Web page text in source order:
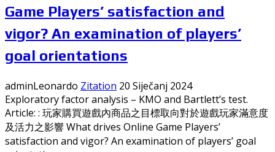
Game Players’ satisfaction and
vigor? An examination of players’
goal orientations
adminLeonardo Zitation 20 Siječanj 2024
Exploratory factor analysis – KMO and Bartlett’s test.
Article: : 玩家購買遊戲內商品之目標取向對於遊戲玩家滿意度
及活力之影響 What drives Online Game Players’
satisfaction and vigor? An examination of players’ goal